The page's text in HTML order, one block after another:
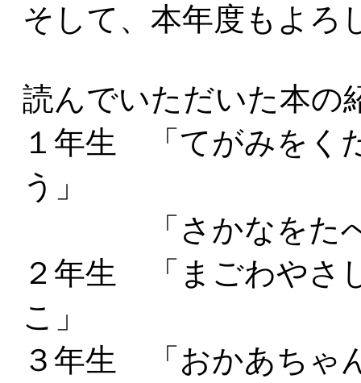
そして、本年度もよろ
読んでいただいた本の
１年生 「てがみをく
う」
「さかなをたべ
２年生 「まごわやさ
こ」
３年生 「おかあちゃ